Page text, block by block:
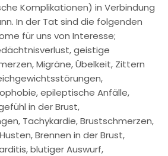
Komplikationen) in Verbindung
In der Tat sind die folgenden
für uns von Interesse;
geistige
Migräne, Übelkeit, Zittern
epileptische Anfälle,
in der Brust,
Tachykardie, Brustschmerzen,
Brennen in der Brust,
blutiger Auswurf,